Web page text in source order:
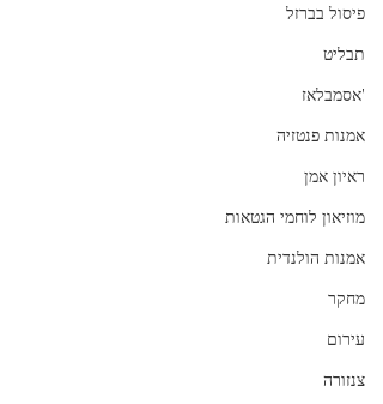
פיסול בברזל
תבליט
'אסמבלאז
אמנות פנטזיה
ראיון אמן
מוזיאון לוחמי הגטאות
אמנות הולנדית
מחקר
עירום
צנזורה